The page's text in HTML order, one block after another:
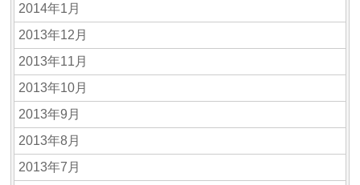
2014年1月
2013年12月
2013年11月
2013年10月
2013年9月
2013年8月
2013年7月